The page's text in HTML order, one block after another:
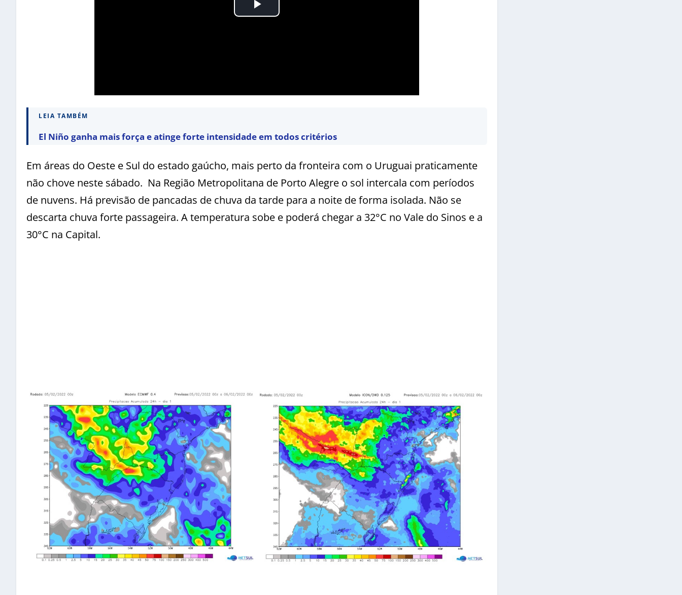
LEIA TAMBÉM
El Niño ganha mais força e atinge forte intensidade em todos critérios
Em áreas do Oeste e Sul do estado gaúcho, mais perto da fronteira com o Uruguai praticamente
não chove neste sábado. Na Região Metropolitana de Porto Alegre o sol intercala com períodos
de nuvens. Há previsão de pancadas de chuva da tarde para a noite de forma isolada. Não se
descarta chuva forte passageira. A temperatura sobe e poderá chegar a 32°C no Vale do Sinos e a
30°C na Capital.